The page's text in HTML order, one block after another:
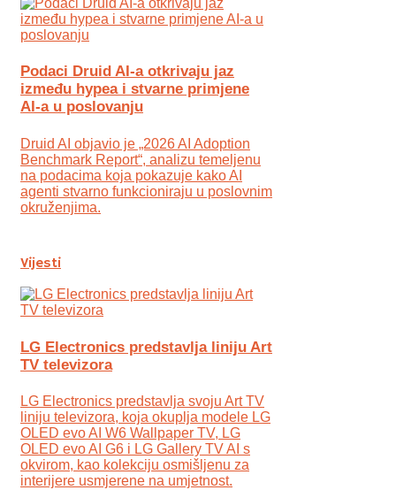
Podaci Druid AI-a otkrivaju jaz
između hypea i stvarne primjene
AI-a u poslovanju
Druid AI objavio je „2026 AI Adoption
Benchmark Report“, analizu temeljenu
na podacima koja pokazuje kako AI
agenti stvarno funkcioniraju u poslovnim
okruženjima.
Vijesti
LG Electronics predstavlja liniju Art
TV televizora
LG Electronics predstavlja svoju Art TV
liniju televizora, koja okuplja modele LG
OLED evo AI W6 Wallpaper TV, LG
OLED evo AI G6 i LG Gallery TV AI s
okvirom, kao kolekciju osmišljenu za
interijere usmjerene na umjetnost.